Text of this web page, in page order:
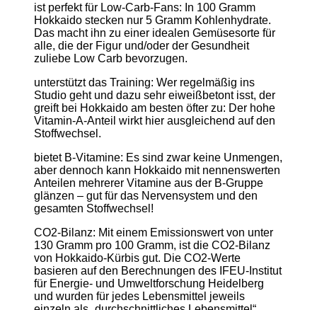
ist perfekt für Low-Carb-Fans: In 100 Gramm
Hokkaido stecken nur 5 Gramm Kohlenhydrate.
Das macht ihn zu einer idealen Gemüsesorte für
alle, die der Figur und/oder der Gesundheit
zuliebe Low Carb bevorzugen.
unterstützt das Training: Wer regelmäßig ins
Studio geht und dazu sehr eiweißbetont isst, der
greift bei Hokkaido am besten öfter zu: Der hohe
Vitamin-A-Anteil wirkt hier ausgleichend auf den
Stoffwechsel.
bietet B-Vitamine: Es sind zwar keine Unmengen,
aber dennoch kann Hokkaido mit nennenswerten
Anteilen mehrerer Vitamine aus der B-Gruppe
glänzen – gut für das Nervensystem und den
gesamten Stoffwechsel!
CO2-Bilanz: Mit einem Emissionswert von unter
130 Gramm pro 100 Gramm, ist die CO2-Bilanz
von Hokkaido-Kürbis gut. Die CO2-Werte
basieren auf den Berechnungen des IFEU-Institut
für Energie- und Umweltforschung Heidelberg
und wurden für jedes Lebensmittel jeweils